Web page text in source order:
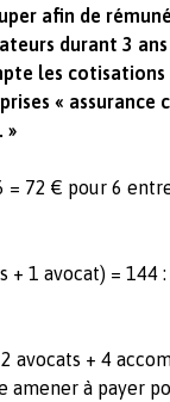
afin de
durant 3 ans
les
« assurance
»
= 72 € pour 6
+ 1 avocat) = 144
avocats + 4
à payer